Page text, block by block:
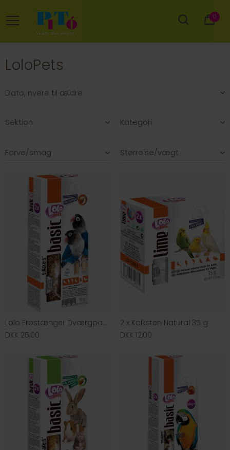
0
LoloPets
Sektion Kategori
Farve/smag Størrelse/vægt
Lolo Frøstænger Dværgpapegøje
DKK 25,00
2 x Kalksten Natural 35 g
DKK 12,00